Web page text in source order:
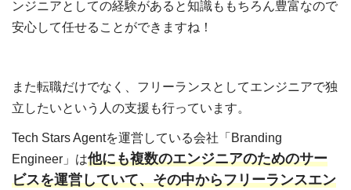
ンジニアとしての経験があると知識ももちろん豊富なので
安心して任せることができますね！
また転職だけでなく、フリーランスとしてエンジニアで独
立したいという人の支援も行っています。
Tech Stars Agentを運営している会社「Branding
Engineer」は他にも複数のエンジニアのためのサー
ビスを運営していて、その中からフリーランスエン